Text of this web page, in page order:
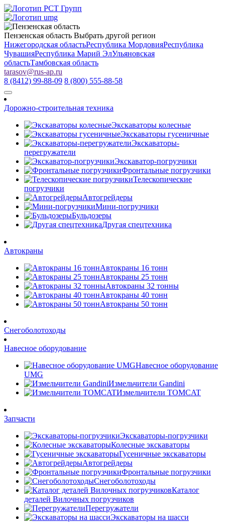
Пензенская область Выбрать другой регион
Нижегородская областьРеспублика МордовияРеспублика
ЧувашияРеспублика Марий ЭлУльяновская
областьТамбовская область
tarasov@rus-ap.ru
8 (8412) 99-88-09 8 (800) 555-88-58
Дорожно-строительная техника
Экскаваторы колесные
Экскаваторы гусеничные
Экскаваторы-
перегружатели
Экскаватор-погрузчики
Фронтальные погрузчики
Телескопические
погрузчики
Автогрейдеры
Мини-погрузчики
Бульдозеры
Другая спецтехника
Автокраны
Автокраны 16 тонн
Автокраны 25 тонн
Автокраны 32 тонны
Автокраны 40 тонн
Автокраны 50 тонн
Снегоболотоходы
Навесное оборудование
Навесное оборудование
UMG
Измельчители Gandini
Измельчители TOMCAT
Запчасти
Экскаваторы-погрузчики
Колесные экскаваторы
Гусеничные экскаваторы
Автогрейдеры
Фронтальные погрузчики
Снегоболотоходы
Каталог
деталей Вилочных погрузчиков
Перегружатели
Экскаваторы на шасси